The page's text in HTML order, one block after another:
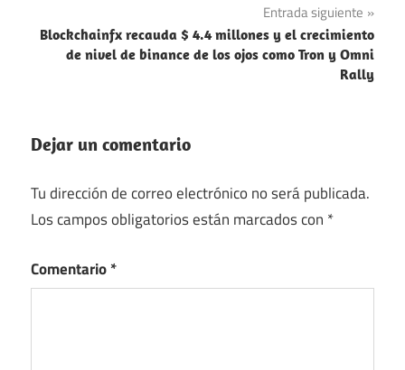
Entrada siguiente
Blockchainfx recauda $ 4.4 millones y el crecimiento
de nivel de binance de los ojos como Tron y Omni
Rally
Dejar un comentario
Tu dirección de correo electrónico no será publicada.
Los campos obligatorios están marcados con *
Comentario*